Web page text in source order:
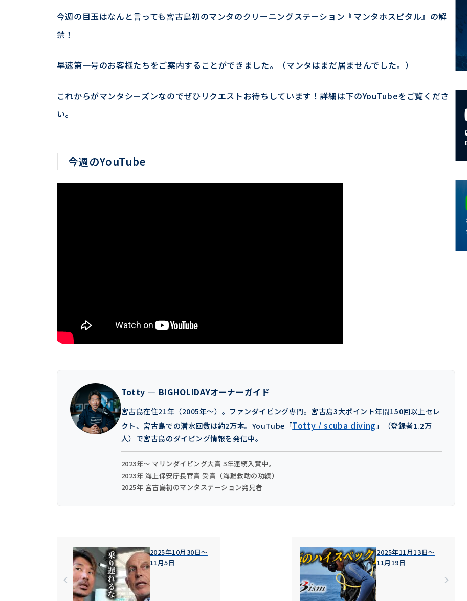
今週の目玉はなんと言っても宮古島初のマンタのクリーニングステーション『マンタホスピタル』の解
禁！
早速第一号のお客様たちをご案内することができました。（マンタはまだ居ませんでした。）
これからがマンタシーズンなのでぜひリクエストお待ちしています！詳細は下のYouTubeをご覧くださ
い。
今週のYouTube
Totty — BIGHOLIDAYオーナーガイド
宮古島在住21年（2005年〜）。ファンダイビング専門。宮古島3大ポイント年間150回以上セレ
クト、宮古島での潜水回数は約2万本。YouTube「Totty / scuba diving」（登録者1.2万
人）で宮古島のダイビング情報を発信中。
2023年〜 マリンダイビング大賞 3年連続入賞中。
2023年 海上保安庁長官賞 受賞（海難救助の功績）
2025年 宮古島初のマンタステーション発見者
2025年10月30日〜
11月5日
2025年11月13日〜
11月19日